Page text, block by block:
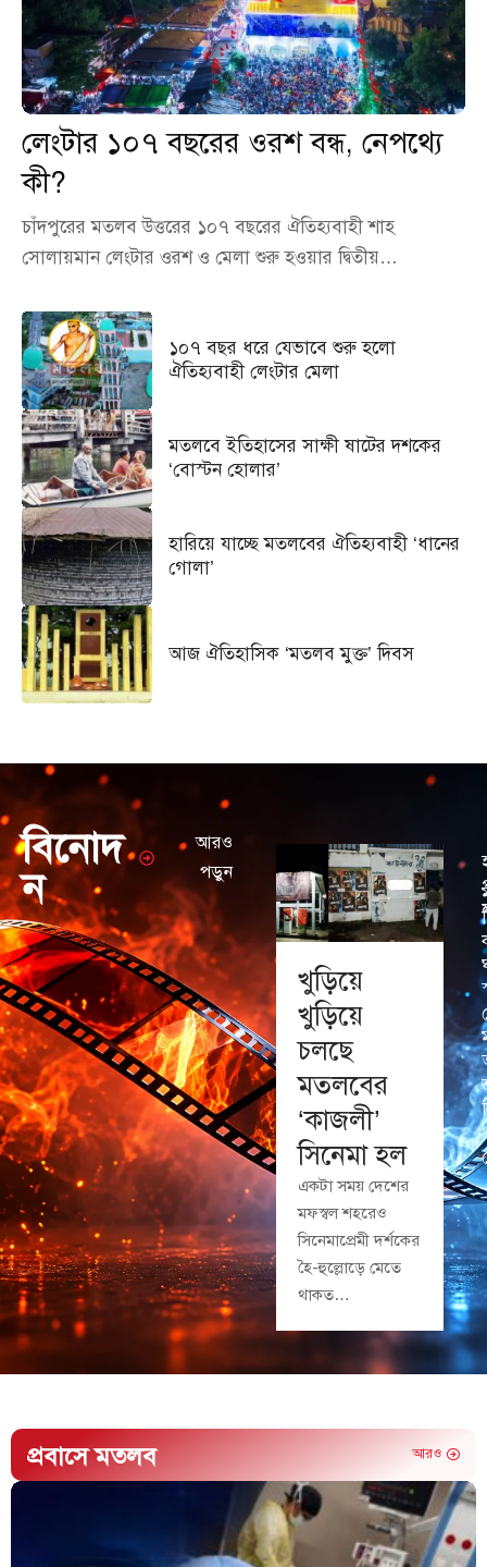
লেংটার ১০৭ বছরের ওরশ বন্ধ, নেপথ্যে
কী?
চাঁদপুরের মতলব উত্তরের ১০৭ বছরের ঐতিহ্যবাহী শাহ
সোলায়মান লেংটার ওরশ ও মেলা শুরু হওয়ার দ্বিতীয়…
১০৭ বছর ধরে যেভাবে শুরু হলো
ঐতিহ্যবাহী লেংটার মেলা
মতলবে ইতিহাসের সাক্ষী ষাটের দশকের
‘বোস্টন হোলার’
হারিয়ে যাচ্ছে মতলবের ঐতিহ্যবাহী ‘ধানের
গোলা’
আজ ঐতিহাসিক ‘মতলব মুক্ত’ দিবস
বিনোদ
ন
আরও
পড়ুন
খুড়িয়ে
খুড়িয়ে
চলছে
মতলবের
‘কাজলী’
সিনেমা হল
একটা সময় দেশের
মফস্বল শহরেও
সিনেমাপ্রেমী দর্শকের
হৈ-হুল্লোড়ে মেতে
থাকত…
প্রবাসে মতলব আরও